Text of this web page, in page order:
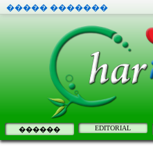
����� �������
������ EDITORIAL